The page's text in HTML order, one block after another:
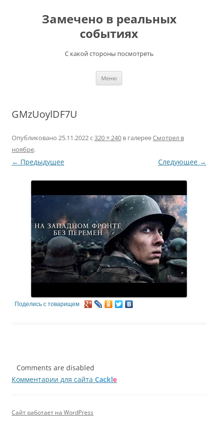
содержимомуЗамечено в реальных
событиях
С какой стороны посмотреть
Меню
GMzUoylDF7U
Опубликовано 25.11.2022с320 × 240 в галерееСмотрел в
ноябре.
← Предыдущее Следующее →
Поделись с товарищем
Comments are disabled
Комментарии для сайта Cackle
Сайт работает на WordPress